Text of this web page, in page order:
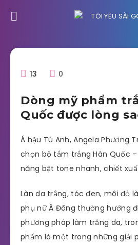
13 0
Dòng mỹ phẩm
Quốc được lòng
Á hậu Tú Anh, Angela Phương
chọn bộ tắm trắng Hàn Quốc
năng bật tone nhanh, chiết
Làn da trắng, tóc đen, môi đỏ
phụ nữ Á Đông thường hướng
phương pháp làm trắng da,
phẩm là một trong những giải